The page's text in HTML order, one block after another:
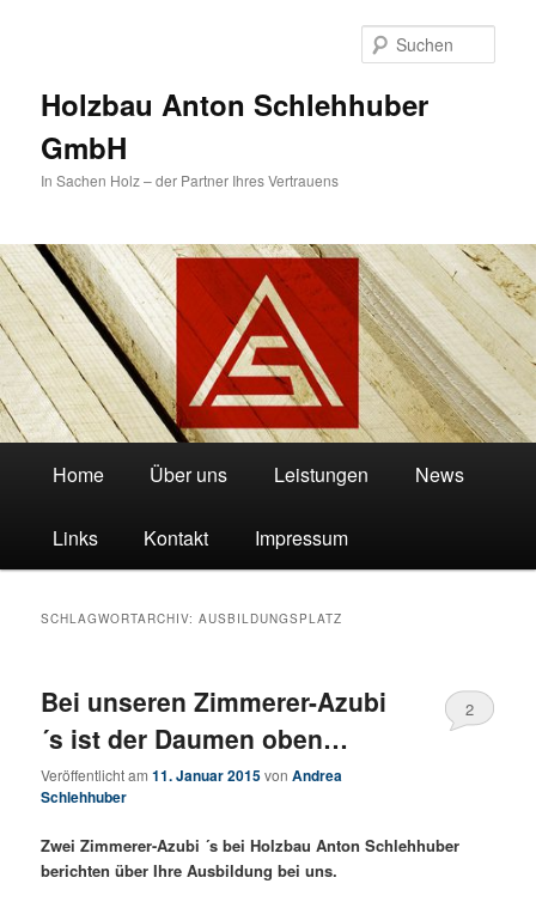
Holzbau Anton Schlehhuber
GmbH
In Sachen Holz – der Partner Ihres Vertrauens
Home Über uns Leistungen News
Links Kontakt Impressum
SCHLAGWORTARCHIV:AUSBILDUNGSPLATZ
Bei unseren Zimmerer-Azubi
´s ist der Daumen oben…
Veröffentlicht am11. Januar 2015vonAndrea
Schlehhuber
2
Zwei Zimmerer-Azubi ´s bei Holzbau Anton Schlehhuber
berichten über Ihre Ausbildung bei uns.